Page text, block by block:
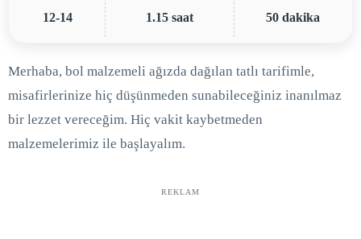
12-14 1.15 saat 50 dakika
Merhaba, bol malzemeli ağızda dağılan tatlı tarifimle,
misafirlerinize hiç düşünmeden sunabileceğiniz inanılmaz
bir lezzet vereceğim. Hiç vakit kaybetmeden
malzemelerimiz ile başlayalım.
REKLAM